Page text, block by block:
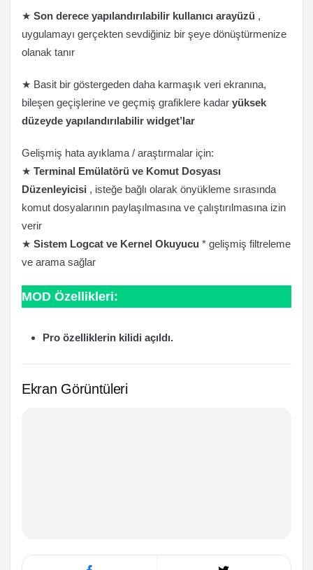
★ Son derece yapılandırılabilir kullanıcı arayüzü ,
uygulamayı gerçekten sevdiğiniz bir şeye dönüştürmenize
olanak tanır
★ Basit bir göstergeden daha karmaşık veri ekranına,
bileşen geçişlerine ve geçmiş grafiklere kadar yüksek
düzeyde yapılandırılabilir widget’lar
Gelişmiş hata ayıklama / araştırmalar için:
★ Terminal Emülatörü ve Komut Dosyası
Düzenleyicisi , isteğe bağlı olarak önyükleme sırasında
komut dosyalarının paylaşılmasına ve çalıştırılmasına izin
verir
★ Sistem Logcat ve Kernel Okuyucu * gelişmiş filtreleme
ve arama sağlar
MOD Özellikleri:
Pro özelliklerin kilidi açıldı.
Ekran Görüntüleri